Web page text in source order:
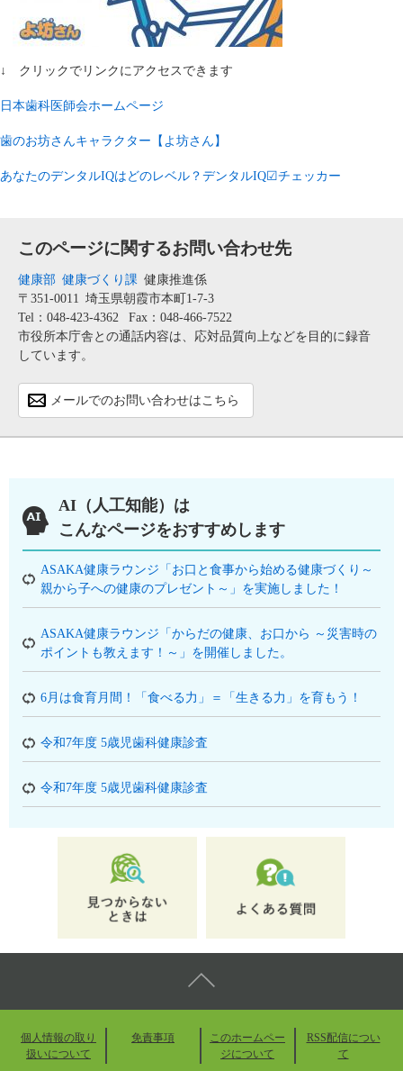
↓ クリックでリンクにアクセスできます
日本歯科医師会ホームページ
歯のお坊さんキャラクター【よ坊さん】
あなたのデンタルIQはどのレベル？デンタルIQ☑チェッカー
このページに関するお問い合わせ先
健康部 健康づくり課 健康推進係
〒351-0011 埼玉県朝霞市本町1-7-3
Tel：048-423-4362
Fax：048-466-7522
市役所本庁舎との通話内容は、応対品質向上などを目的に録音
しています。
メールでのお問い合わせはこちら
AI（人工知能）は
こんなページをおすすめします
ASAKA健康ラウンジ「お口と食事から始める健康づくり～
親から子への健康のプレゼント～」を実施しました！
ASAKA健康ラウンジ「からだの健康、お口から ～災害時の
ポイントも教えます！～」を開催しました。
6月は食育月間！「食べる力」＝「生きる力」を育もう！
令和7年度 5歳児歯科健康診査
令和7年度 5歳児歯科健康診査
個人情報の取り
扱いについて
免責事項
このホームペー
ジについて
RSS配信につい
て